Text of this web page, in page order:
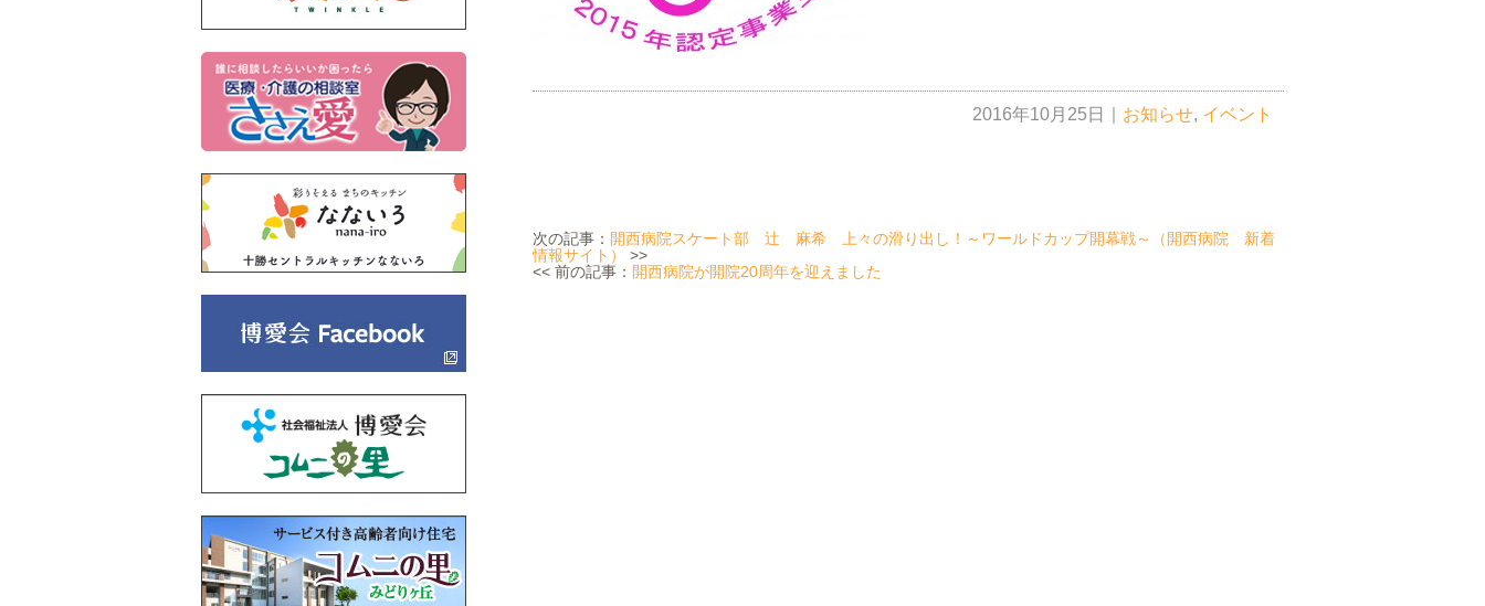
2016年10月25日 お知らせ, イベント
次の記事： 開西病院スケート部 辻 麻希 上々の滑り出し！～ワールドカップ開幕戦～（開西病院 新着
情報サイト）
>>
<< 前の記事： 開西病院が開院20周年を迎えました